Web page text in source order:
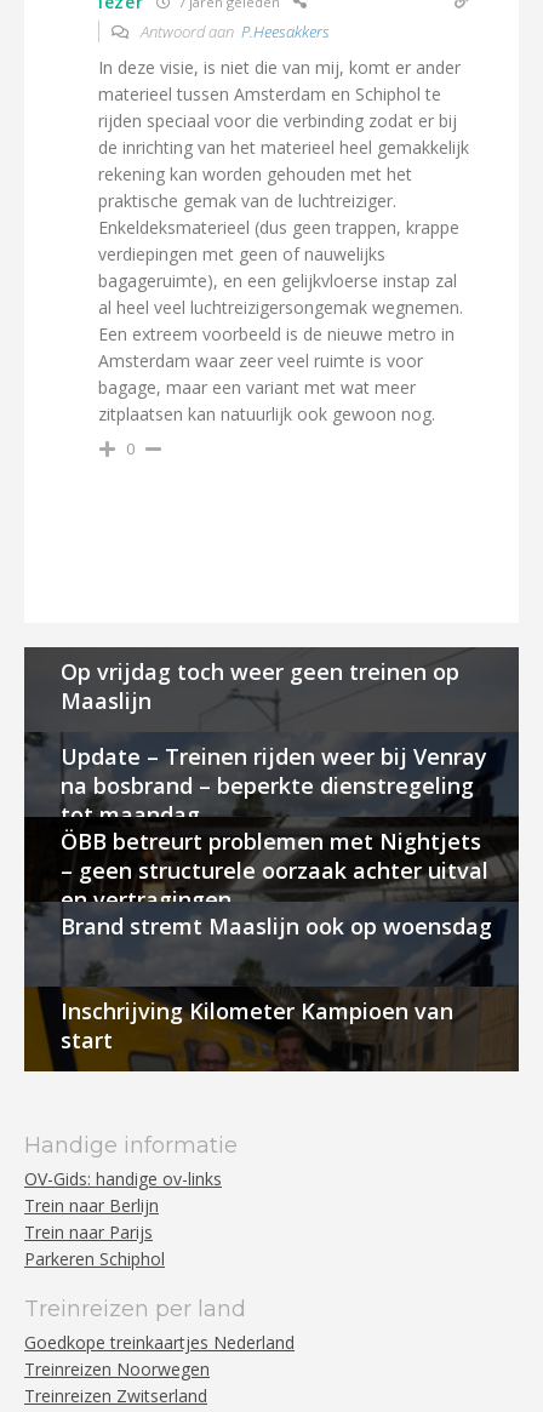
Antwoord aan P.Heesakkers
In deze visie, is niet die van mij, komt er ander
materieel tussen Amsterdam en Schiphol te
rijden speciaal voor die verbinding zodat er bij
de inrichting van het materieel heel gemakkelijk
rekening kan worden gehouden met het
praktische gemak van de luchtreiziger.
Enkeldeksmaterieel (dus geen trappen, krappe
verdiepingen met geen of nauwelijks
bagageruimte), en een gelijkvloerse instap zal
al heel veel luchtreizigersongemak wegnemen.
Een extreem voorbeeld is de nieuwe metro in
Amsterdam waar zeer veel ruimte is voor
bagage, maar een variant met wat meer
zitplaatsen kan natuurlijk ook gewoon nog.
0
Op vrijdag toch weer geen treinen op
Maaslijn
Update – Treinen rijden weer bij Venray
na bosbrand – beperkte dienstregeling
tot maandag
ÖBB betreurt problemen met Nightjets
– geen structurele oorzaak achter uitval
en vertragingen
Brand stremt Maaslijn ook op woensdag
Inschrijving Kilometer Kampioen van
start
Handige informatie
OV-Gids: handige ov-links
Trein naar Berlijn
Trein naar Parijs
Parkeren Schiphol
Treinreizen per land
Goedkope treinkaartjes Nederland
Treinreizen Noorwegen
Treinreizen Zwitserland